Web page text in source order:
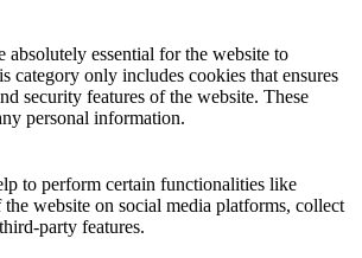
absolutely essential for the website to
category only includes cookies that ensures
security features of the website. These
personal information.
to perform certain functionalities like
website on social media platforms, collect
party features.